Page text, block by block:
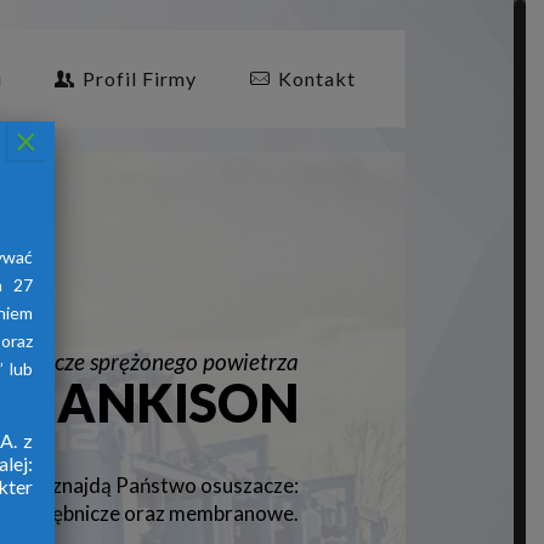
Profil Firmy Kontakt
sprężonego powietrza
HANKISON
znajdą Państwo osuszacze:
ziębnicze oraz membranowe.
27
lub
z
×